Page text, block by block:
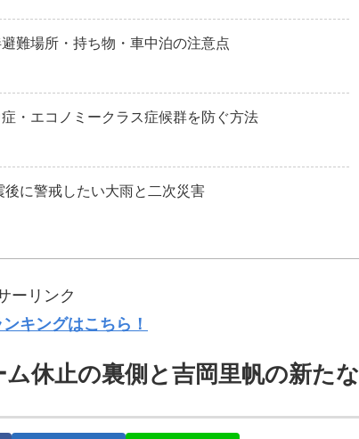
難場所・持ち物・車中泊の注意点
・エコノミークラス症候群を防ぐ方法
後に警戒したい大雨と二次災害
ーリンク
キングはこちら！
休止の裏側と吉岡里帆の新たな